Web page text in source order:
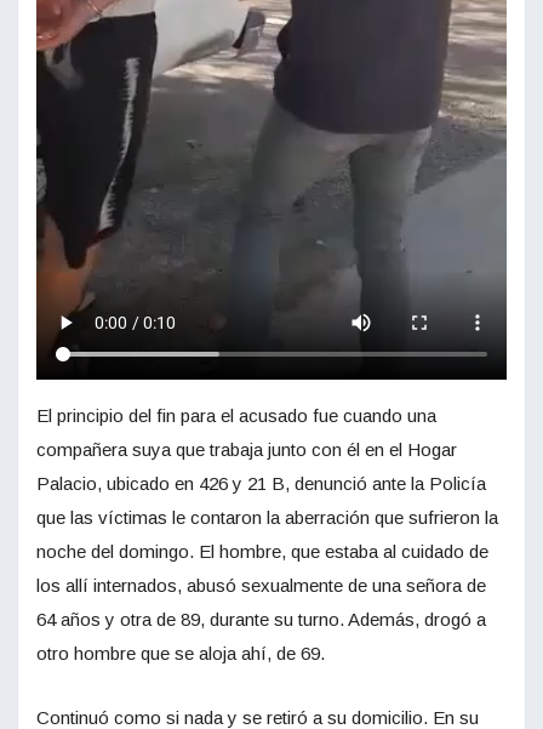
El principio del fin para el acusado fue cuando una
compañera suya que trabaja junto con él en el Hogar
Palacio, ubicado en 426 y 21 B, denunció ante la Policía
que las víctimas le contaron la aberración que sufrieron la
noche del domingo. El hombre, que estaba al cuidado de
los allí internados, abusó sexualmente de una señora de
64 años y otra de 89, durante su turno. Además, drogó a
otro hombre que se aloja ahí, de 69.
Continuó como si nada y se retiró a su domicilio. En su